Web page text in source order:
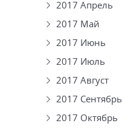
2017 Апрель
2017 Май
2017 Июнь
2017 Июль
2017 Август
2017 Сентябрь
2017 Октябрь